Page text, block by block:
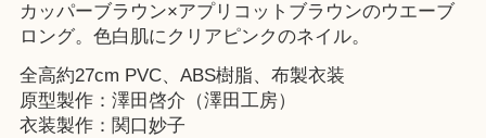
カッパーブラウン×アプリコットブラウンのウエーブ
ロング。色白肌にクリアピンクのネイル。
全高約27cm PVC、ABS樹脂、布製衣装
原型製作：澤田啓介（澤田工房）
衣装製作：関口妙子